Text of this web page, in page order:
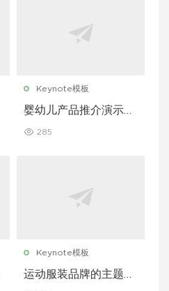
Keynote模板
婴幼儿产品推介演示文
模板
285
Keynote模板
运动服装品牌的主题演